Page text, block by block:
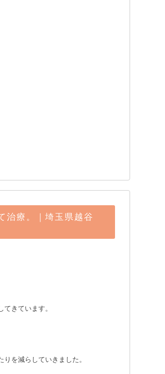
治療。｜埼玉県越谷
きています。
を減らしていきました。